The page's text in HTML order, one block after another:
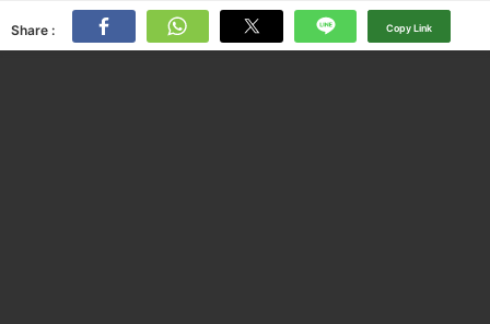
Share : Copy Link